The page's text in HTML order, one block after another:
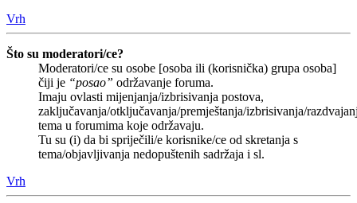
Vrh
Što su moderatori/ce?
Moderatori/ce su osobe [osoba ili (korisnička) grupa osoba]
čiji je “posao” održavanje foruma.
Imaju ovlasti mijenjanja/izbrisivanja postova,
zaključavanja/otključavanja/premještanja/izbrisivanja/
tema u forumima koje održavaju.
Tu su (i) da bi spriječili/e korisnike/ce od skretanja s
tema/objavljivanja nedopuštenih sadržaja i sl.
Vrh